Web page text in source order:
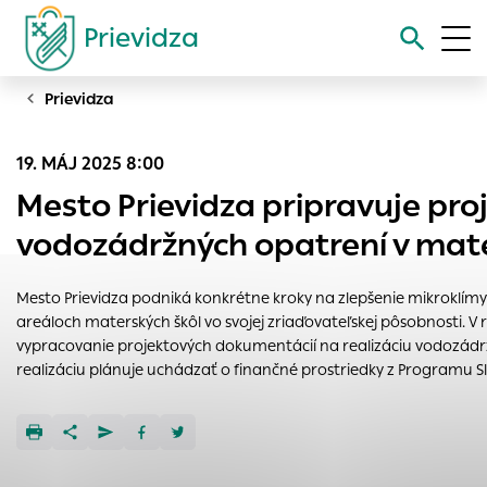
Prievidza
Vyhľadávanie
Prievidza
19. MÁJ 2025 8:00
Mesto Prievidza pripravuje
vodozádržných opatrení v
Mesto Prievidza podniká konkrétne kroky na zlepšenie
areáloch materských škôl vo svojej zriaďovateľskej pôsobnosti.
vypracovanie projektových dokumentácií na realizáciu
realizáciu plánuje uchádzať o finančné prostriedky z Programu
Nastavenie cookies
Cookies sú malé súbory, do ktorých webové stránky môžu
ukladať informácie o vašej aktivite a preferenciách.
zapamätoval Vaše prihlásenie alebo aby sa uložila Vaša
voľba v tomto okne.
Vyberte úroveň cookies, ktorú chcete povoliť
Technické súbory cookie sú pre prevádzku nevyhnutné a